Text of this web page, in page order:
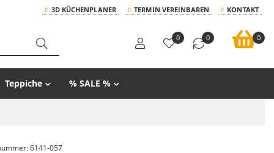
3D KÜCHENPLANER TERMIN VEREINBAREN KONTAKT
0 0 0
Teppiche % SALE %
6141-057